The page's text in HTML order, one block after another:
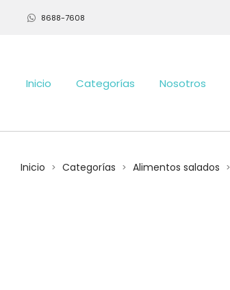
8688-7608
Inicio Categorías Nosotros
Inicio > Categorías > Alimentos salados >